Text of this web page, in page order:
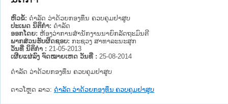
ຫົວຂໍ້: ດຳລັດ ວ່າດ້ວຍກອງທຶນ ຄວບຄຸມຢາສູບ
ປະເພດ ນິຕິກໍາ: ດໍາລັດ
ອອກໂດຍ: ຫ້ອງວ່າການສຳນັກງານນາຍົກລັດຖະມົນຕີ
ພາກສ່ວນຮັບຜິດຊອບ: ກະຊວງ ສາທາລະນະສຸກ
ວັນທີ່ ນິຕິກໍາ : 21-05-2013
ເຜີຍແຜ່ລົງ ຈົດໝາຍເຫດ ວັນທີ່ : 25-08-2014
ດຳລັດ ວ່າດ້ວຍກອງທຶນ ຄວບຄຸມຢາສູບ
ດາວໂຫຼດ ລາວ: ດຳລັດ ວ່າດ້ວຍກອງທຶນ ຄວບຄຸມຢາສູບ